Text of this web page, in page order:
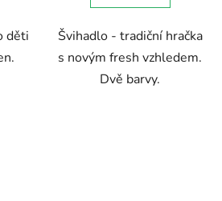
děti
Švihadlo - tradiční hračka
s novým fresh vzhledem.
Dvě barvy.